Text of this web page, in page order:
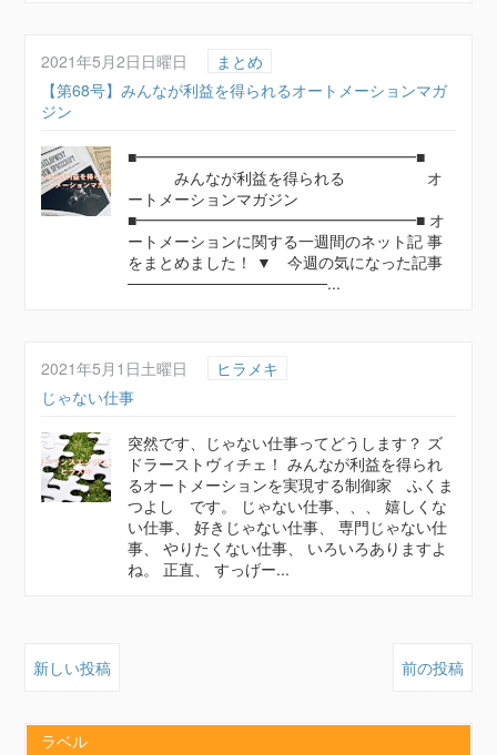
2021年5月2日日曜日
まとめ
【第68号】みんなが利益を得られるオートメーションマガ
ジン
■━━━━━━━━━━━━━━━━━━■
みんなが利益を得られる オ
ートメーションマガジン
■━━━━━━━━━━━━━━━━━━■ オ
ートメーションに関する一週間のネット記 事
をまとめました！ ▼ 今週の気になった記事
──────────────────...
2021年5月1日土曜日
ヒラメキ
じゃない仕事
突然です、じゃない仕事ってどうします？ ズ
ドラーストヴィチェ！ みんなが利益を得られ
るオートメーションを実現する制御家 ふくま
つよし です。 じゃない仕事、、、 嬉しくな
い仕事、 好きじゃない仕事、 専門じゃない仕
事、 やりたくない仕事、 いろいろありますよ
ね。 正直、 すっげー...
新しい投稿 前の投稿
ラベル